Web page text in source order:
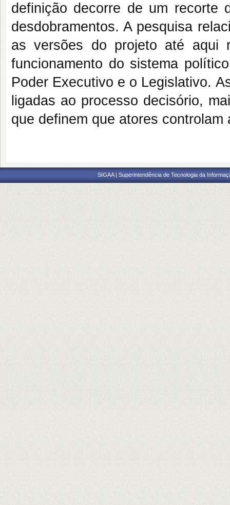
definição decorre de um recorte
desdobramentos. A pesquisa
as versões do projeto até aqui
funcionamento do sistema
Poder Executivo e o Legislativo.
ligadas ao processo decisório,
que definem que atores controlam
SIGAA | Superintendência de Tecnologia da